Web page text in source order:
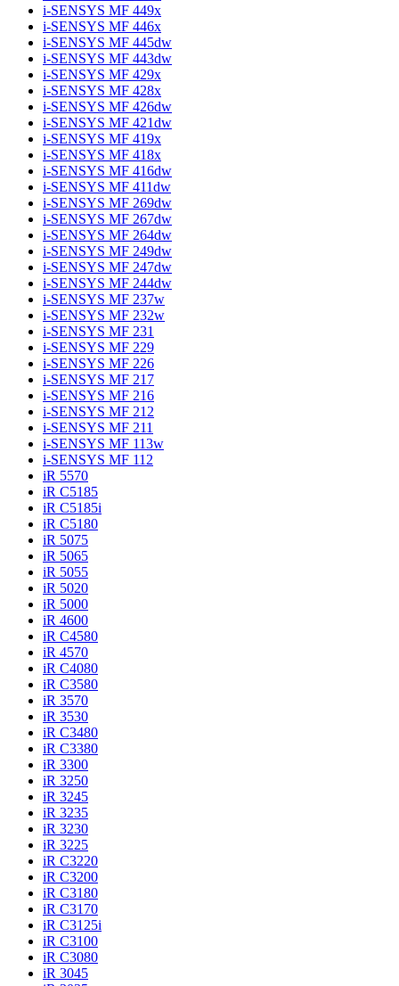
i-SENSYS MF 449x
i-SENSYS MF 446x
i-SENSYS MF 445dw
i-SENSYS MF 443dw
i-SENSYS MF 429x
i-SENSYS MF 428x
i-SENSYS MF 426dw
i-SENSYS MF 421dw
i-SENSYS MF 419x
i-SENSYS MF 418x
i-SENSYS MF 416dw
i-SENSYS MF 411dw
i-SENSYS MF 269dw
i-SENSYS MF 267dw
i-SENSYS MF 264dw
i-SENSYS MF 249dw
i-SENSYS MF 247dw
i-SENSYS MF 244dw
i-SENSYS MF 237w
i-SENSYS MF 232w
i-SENSYS MF 231
i-SENSYS MF 229
i-SENSYS MF 226
i-SENSYS MF 217
i-SENSYS MF 216
i-SENSYS MF 212
i-SENSYS MF 211
i-SENSYS MF 113w
i-SENSYS MF 112
iR 5570
iR C5185
iR C5185i
iR C5180
iR 5075
iR 5065
iR 5055
iR 5020
iR 5000
iR 4600
iR C4580
iR 4570
iR C4080
iR C3580
iR 3570
iR 3530
iR C3480
iR C3380
iR 3300
iR 3250
iR 3245
iR 3235
iR 3230
iR 3225
iR C3220
iR C3200
iR C3180
iR C3170
iR C3125i
iR C3100
iR C3080
iR 3045